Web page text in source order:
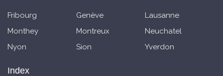
Fribourg Genève
Lausanne
Monthey
Montreux
Neuchatel
Nyon
Sion Yverdon
Index